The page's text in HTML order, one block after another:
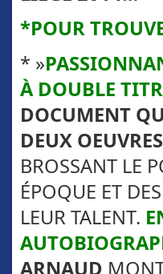
*POUR
* »
À DOUBLE
DOCUMENT
DEUX
BROSSANT LE
ÉPOQUE ET
LEUR TALENT.
ARNAUD